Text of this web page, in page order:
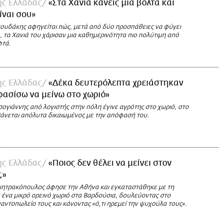
Ελλάδας
«Στα Χανιά κάνεις μια βόλτα και
σου»
αφηγείται πώς, μετά από δύο προσπάθειες να φύγει
Χανιά του χάρισαν μια καθημερινότητα πιο πολύτιμη από
Ελλάδας
«Δέκα δευτερόλεπτα χρειάστηκαν
να μείνω στο χωριό»
από λογιστής στην πόλη έγινε αγρότης στο χωριό, στο
απόλυτα δικαιωμένος με την απόφασή του.
Ελλάδας
«Ποιος δεν θέλει να μείνει στον
άφησε την Αθήνα και εγκαταστάθηκε με τη
ένα μικρό ορεινό χωριό στα Βαρδούσια, δουλεύοντας στο
τους και κάνοντας «ό,τι ηρεμεί την ψυχούλα τους».